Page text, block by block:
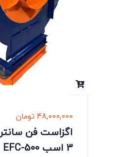
48,000,000تومان
اگزاست فن
3 اسب EFC-500